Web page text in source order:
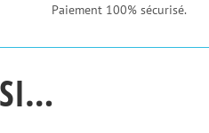
Paiement 100% sécurisé.